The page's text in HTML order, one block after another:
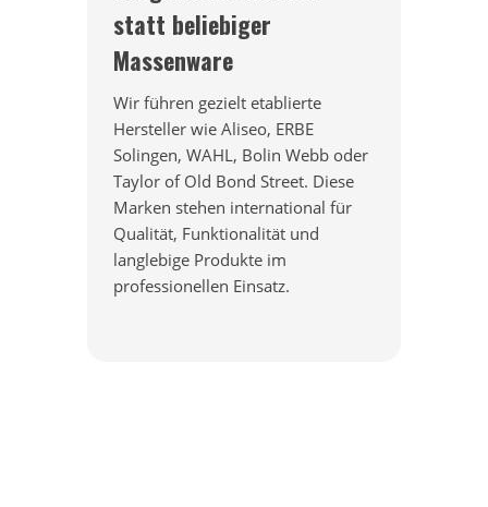
statt beliebiger
Massenware
Wir führen gezielt etablierte
Hersteller wie Aliseo, ERBE
Solingen, WAHL, Bolin Webb oder
Taylor of Old Bond Street. Diese
Marken stehen international für
Qualität, Funktionalität und
langlebige Produkte im
professionellen Einsatz.